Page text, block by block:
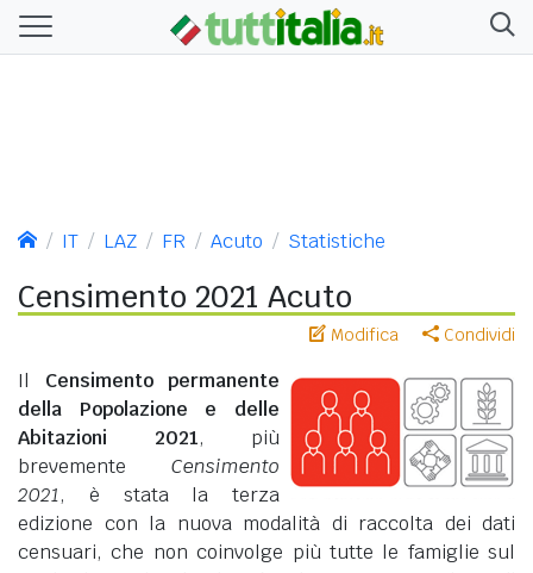
IT LAZ FR Acuto Statistiche
Censimento 2021 Acuto
Modifica Condividi
Il Censimento permanente
della Popolazione e delle
Abitazioni 2021, più
brevemente Censimento
2021, è stata la terza
edizione con la nuova modalità di raccolta dei dati
censuari, che non coinvolge più tutte le famiglie sul